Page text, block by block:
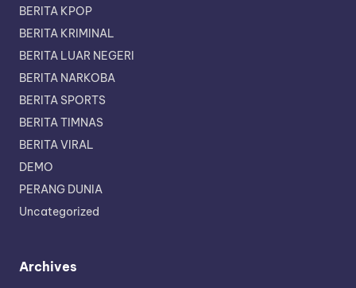
BERITA KPOP
BERITA KRIMINAL
BERITA LUAR NEGERI
BERITA NARKOBA
BERITA SPORTS
BERITA TIMNAS
BERITA VIRAL
DEMO
PERANG DUNIA
Uncategorized
Archives